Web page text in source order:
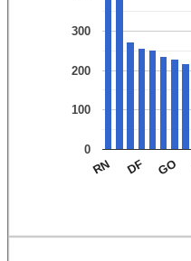
RN DF GO
0
100
200
300